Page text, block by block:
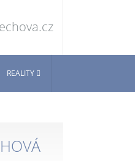
REALITY